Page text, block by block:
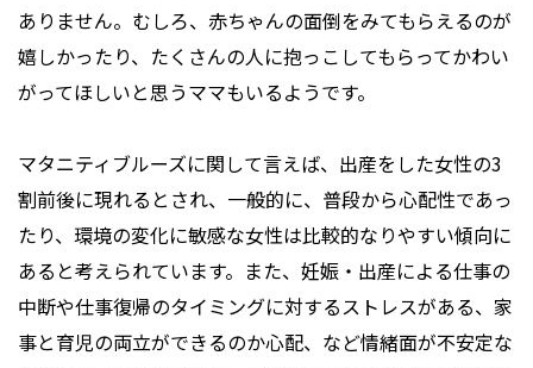
ありません。むしろ、赤ちゃんの面倒をみてもらえるのが
嬉しかったり、たくさんの人に抱っこしてもらってかわい
がってほしいと思うママもいるようです。
マタニティブルーズに関して言えば、出産をした女性の3
割前後に現れるとされ、一般的に、普段から心配性であっ
たり、環境の変化に敏感な女性は比較的なりやすい傾向に
あると考えられています。また、妊娠・出産による仕事の
中断や仕事復帰のタイミングに対するストレスがある、家
事と育児の両立ができるのか心配、など情緒面が不安定な